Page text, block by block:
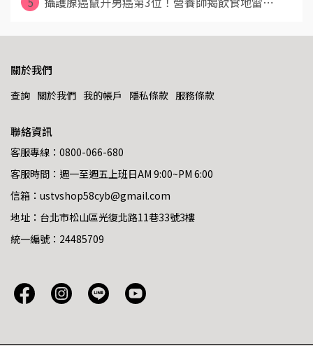
關於我們
查詢 關於我們 我的帳戶 隱私條款 服務條款
聯絡資訊
客服專線：0800-066-680
客服時間：週一至週五上班日AM 9:00~PM 6:00
信箱：ustvshop58cyb@gmail.com
地址：台北市松山區光復北路11巷33號3樓
統一編號：24485709